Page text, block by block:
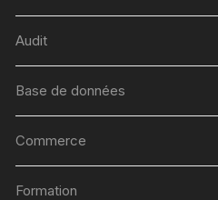
Audit
Base de données
Commerce
Formation